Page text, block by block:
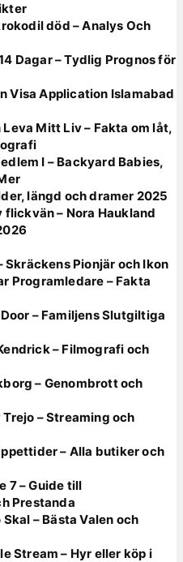
död – Analys Och
Dagar – Tydlig Prognos för
Visa Application Islamabad
Mitt Liv – Fakta om låt,
I – Backyard Babies,
längd och dramer 2025
flickvän – Nora Haukland
Skräckens Pionjär och Ikon
Programledare – Fakta
– Familjens Slutgiltiga
– Filmografi och
– Genombrott och
– Streaming och
– Alla butiker och
7 – Guide till
Prestanda
– Bästa Valen och
Stream – Hyr eller köp i